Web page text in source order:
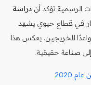
الرسمية تؤكد أن دراسة
في قطاع حيوي يشهد
للخريجين. يعكس هذا
صناعة حقيقية.
2020